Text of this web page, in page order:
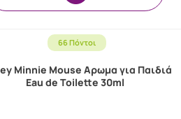
66 Πόντοι
Minnie Mouse Αρωμα για Παιδιά
Eau de Toilette 30ml